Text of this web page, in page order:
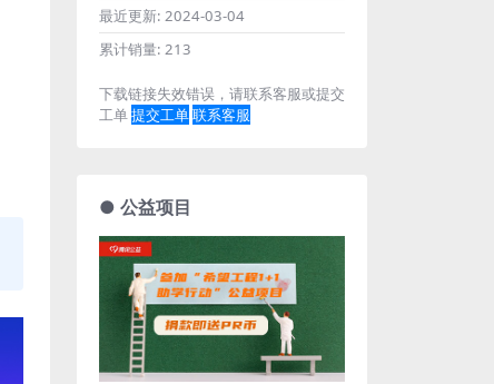
最近更新: 2024-03-04
累计销量: 213
下载链接失效错误，请联系客服或提交
工单提交工单联系客服
● 公益项目